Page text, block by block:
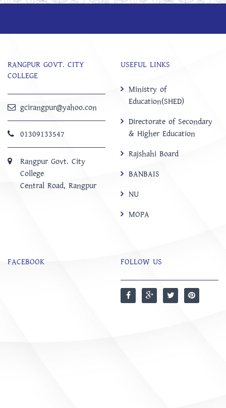
RANGPUR GOVT. CITY
COLLEGE
gcirangpur@yahoo.con
01309133547
Rangpur Govt. City
College
Central Road, Rangpur
USEFUL LINKS
Ministry of
Education(SHED)
Directorate of Secondary
& Higher Education
Rajshahi Board
BANBAIS
NU
MOPA
FACEBOOK FOLLOW US